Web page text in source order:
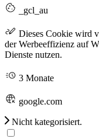
_gcl_au
Dieses Cookie wird
der Werbeeffizienz auf
Dienste nutzen.
3 Monate
google.com
Nicht kategorisiert.